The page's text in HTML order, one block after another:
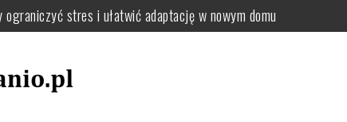
uporządkować zmiany adresu i dokumentów krok po kroku
chaosu i jak uniknąć przeciążenia pakowania